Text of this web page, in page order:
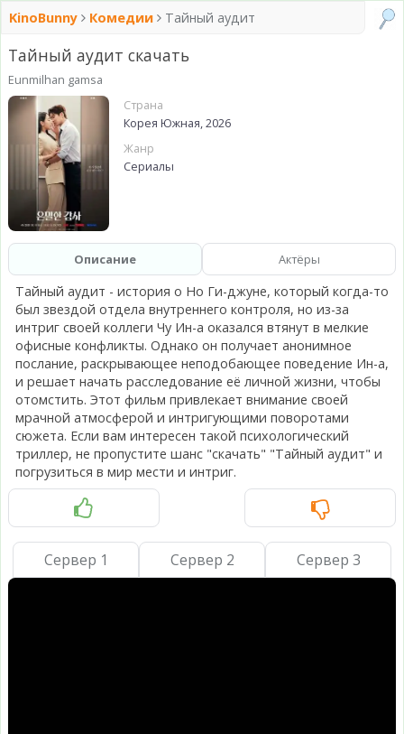
KinoBunny Комедии Тайный аудит
Тайный аудит скачать
Eunmilhan gamsa
Страна
Корея Южная, 2026
Жанр
Сериалы
Описание Актёры
Тайный аудит - история о Но Ги-джуне, который когда-то
был звездой отдела внутреннего контроля, но из-за
интриг своей коллеги Чу Ин-а оказался втянут в мелкие
офисные конфликты. Однако он получает анонимное
послание, раскрывающее неподобающее поведение Ин-а,
и решает начать расследование её личной жизни, чтобы
отомстить. Этот фильм привлекает внимание своей
мрачной атмосферой и интригующими поворотами
сюжета. Если вам интересен такой психологический
триллер, не пропустите шанс "скачать" "Тайный аудит" и
погрузиться в мир мести и интриг.
Сервер 1 Сервер 2 Сервер 3